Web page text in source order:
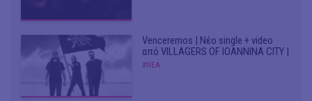
Venceremos | Νέο single + video
από VILLAGERS OF IOANNINA CITY |
#ΝΕΑ